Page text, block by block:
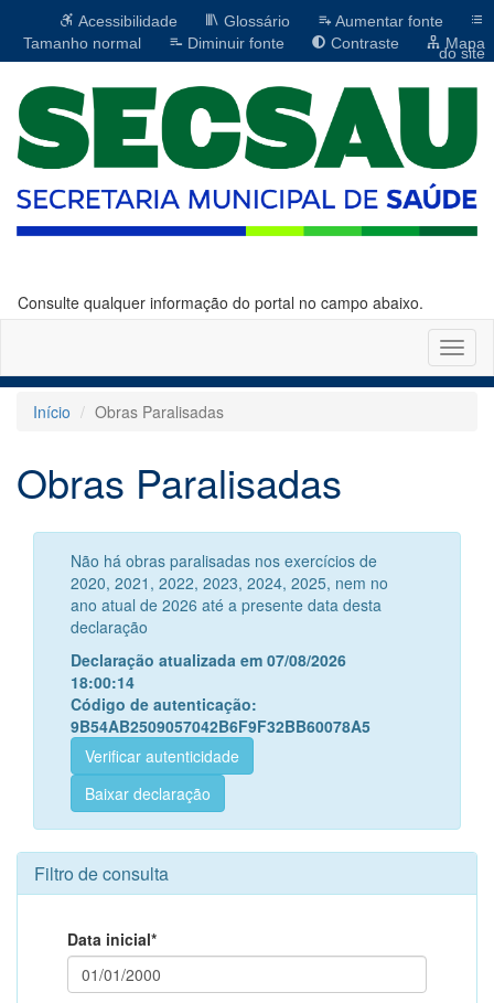
Acessibilidade Glossário
Aumentar fonte
Tamanho normal
Diminuir fonte Contraste Mapa
do site
Consulte qualquer informação do portal no campo abaixo.
Início
Obras Paralisadas
Obras Paralisadas
Não há obras paralisadas nos exercícios de
2020, 2021, 2022, 2023, 2024, 2025, nem no
ano atual de 2026 até a presente data desta
declaração
Declaração atualizada em 07/08/2026
18:00:14
Código de autenticação:
9B54AB2509057042B6F9F32BB60078A5
Verificar autenticidade
Baixar declaração
Filtro de consulta
Data inicial*